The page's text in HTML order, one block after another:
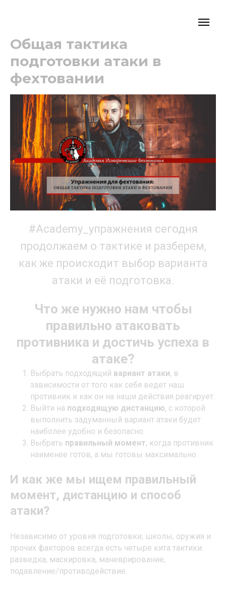
Общая тактика
подготовки атаки в
фехтовании
#Academy_упражнения сегодня
продолжаем о тактике и разберем,
как же происходит выбор варианта
атаки и её подготовка.
Что же нужно нам чтобы
правильно атаковать
противника и достичь успеха в
атаке?
Выбрать подходящий вариант атаки, в
зависимости от того как себя ведет наш
противник и как он на наши действия реагирует.
Выйти на подходящую дистанцию, с которой
выполнить задуманный вариант атаки будет
наиболее удобно и безопасно.
Выбрать правильный момент, когда противник
наименее готов, а мы готовы максимально.
И как же мы ищем правильный
момент, дистанцию и способ
атаки?
Независимо от уровня подготовки, школы, оружия и
прочих факторов всегда есть четыре кита тактики:
разведка, маскировка, маневрирование,
подавление/противодействие.